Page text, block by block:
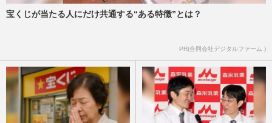
宝くじが当たる人にだけ共通する“ある特徴”とは？
PR(合同会社デジタルファーム )